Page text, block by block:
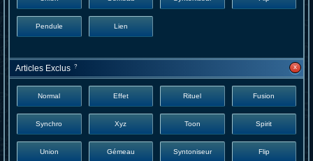
Pendule Lien
Articles Exclus ? x
Normal Effet Rituel Fusion
Synchro Xyz Toon Spirit
Union Gémeau Syntoniseur Flip